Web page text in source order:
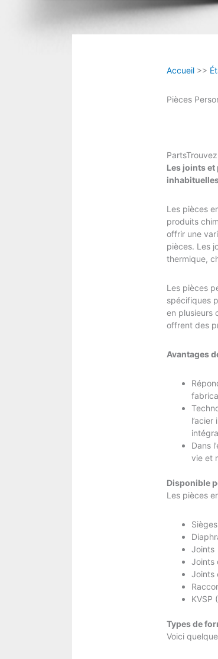
Accueil>>
Pièces
Les joints
Les pièces
produits
offrir une
pièces. Les
thermique,
Les pièces
spécifiques
en plusieurs
offrent des
Avantages
Dans
vie et
Disponible
Les pièces
Joints
Joints
Joints
KVSP
Types de
Voici